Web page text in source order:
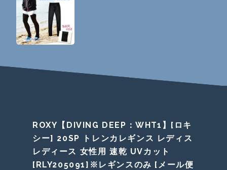
ROXY【DIVING DEEP：WHT1】[ロキ
シー] 20SP トレンカレギンス レディス
レディース 女性用 速乾 UVカット
[RLY205091]※レギンスのみ [メール便